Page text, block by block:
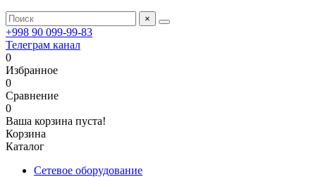
×
+998 90 099-99-83
Телеграм канал
0
Избранное
0
Сравнение
0
Ваша корзина пуста!
Корзина
Каталог
Сетевое оборудование